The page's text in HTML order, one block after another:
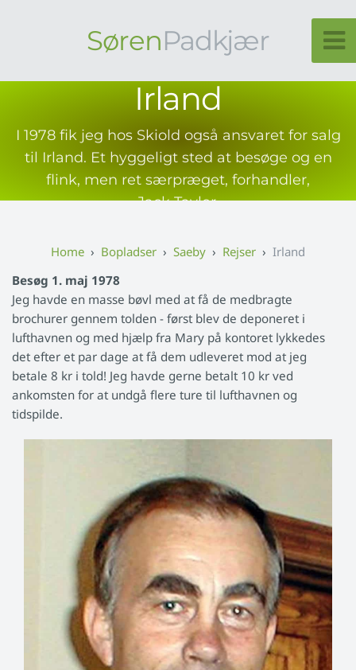
SørenPadkjær
Irland
I 1978 fik jeg hos Skiold også ansvaret for salg
til Irland. Et hyggeligt sted at besøge og en
flink, men ret særpræget, forhandler,
Jack Taylor.
Bopladser Saeby Rejser
Irland
Besøg 1. maj 1978
Jeg havde en masse bøvl med at få de medbragte
brochurer gennem tolden - først blev de deponeret i
lufthavnen og med hjælp fra Mary på kontoret lykkedes
det efter et par dage at få dem udleveret mod at jeg
betale 8 kr i told! Jeg havde gerne betalt 10 kr ved
ankomsten for at undgå flere ture til lufthavnen og
tidspilde.